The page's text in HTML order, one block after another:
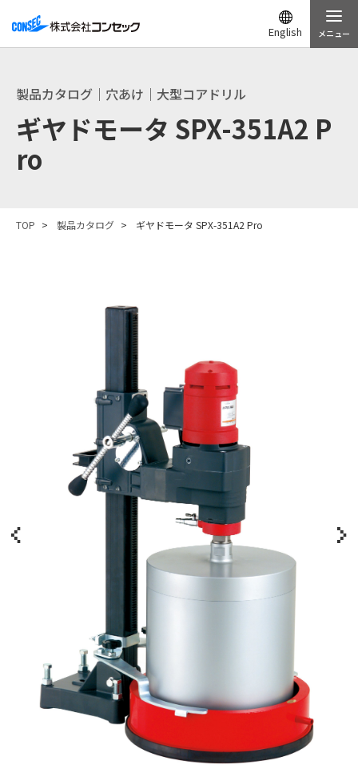
English メニュー
製品カタログ｜穴あけ｜大型コアドリル
ギヤドモータ SPX-351A2 P
ro
TOP 製品カタログ ギヤドモータ SPX-351A2 Pro